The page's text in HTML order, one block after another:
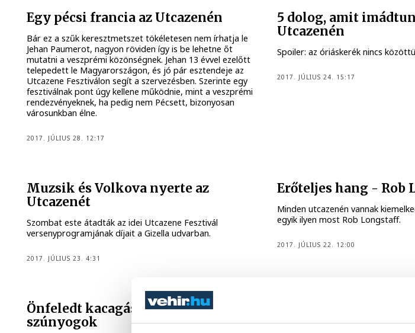
Egy pécsi francia az Utcazenén
Bár ez a szűk keresztmetszet tökéletesen nem írhatja le
Jehan Paumerot, nagyon röviden így is be lehetne őt
mutatni a veszprémi közönségnek. Jehan 13 évvel ezelőtt
telepedett le Magyarországon, és jó pár esztendeje az
Utcazene Fesztiválon segít a szervezésben. Szerinte egy
fesztiválnak pont úgy kellene működnie, mint a veszprémi
rendezvényeknek, ha pedig nem Pécsett, bizonyosan
városunkban élne.
2017. JÚLIUS 28. 12:17
5 dolog, amit
Utcazenén
Spoiler: az óriáskerék nincs
2017. JÚLIUS 24. 15:17
Muzsik és Volkova nyerte az
Utcazenét
Szombat este átadták az idei Utcazene Fesztivál
versenyprogramjának díjait a Gizella udvarban.
2017. JÚLIUS 23. 4:31
Erőteljes hang - Rob
Minden utcazenén vannak
egyik ilyen most Rob Longstaff.
2017. JÚLIUS 22. 12:00
Önfeledt kacagás, heuréka-érzés és
szúnyogok